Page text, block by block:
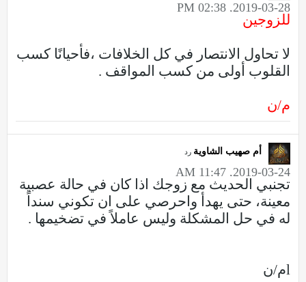
2019-03-28, 02:38 PM
للزوجين
لا تحاول الانتصار في كل الخلافات ،فأحيانًا كسب
القلوب أولى من كسب المواقف .
م/ن
أم صهيب الشاوية رد
2019-03-24, 11:47 AM
تجنبي الحديث مع زوجك اذا كان في حالة عصبية
معينة، حتى يهدأ واحرصي على ان تكوني سنداً
له في حل المشكلة وليس عاملاً في تضخيمها .
lم/ن